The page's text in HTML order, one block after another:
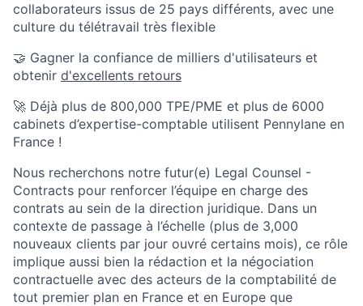
collaborateurs issus de 25 pays différents, avec une
culture du télétravail très flexible
🤝 Gagner la confiance de milliers d'utilisateurs et
obtenir d'excellents retours
🚀 Déjà plus de 800,000 TPE/PME et plus de 6000
cabinets d’expertise-comptable utilisent Pennylane en
France !
Nous recherchons notre futur(e) Legal Counsel -
Contracts pour renforcer l’équipe en charge des
contrats au sein de la direction juridique. Dans un
contexte de passage à l’échelle (plus de 3,000
nouveaux clients par jour ouvré certains mois), ce rôle
implique aussi bien la rédaction et la négociation
contractuelle avec des acteurs de la comptabilité de
tout premier plan en France et en Europe que